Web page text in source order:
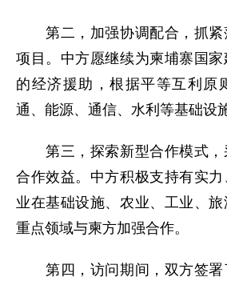
第二，加强协调配合，抓紧
项目。中方愿继续为柬埔寨国
的经济援助，根据平等互利原
通、能源、通信、水利等基础设
第三，探索新型合作模式，
合作效益。中方积极支持有实
业在基础设施、农业、工业、
重点领域与柬方加强合作。
第四，访问期间，双方签署